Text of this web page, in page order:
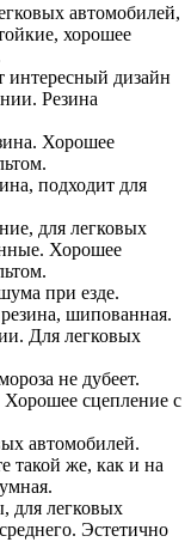
автомобилей,
хорошее
интересный дизайн
Резина
Хорошее
подходит для
для легковых
Хорошее
при езде.
шипованная.
Для легковых
не дубеет.
Хорошее сцепление с
автомобилей.
такой же, как и на
для легковых
Эстетично